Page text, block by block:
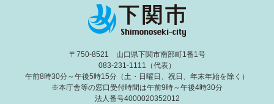
〒750-8521 山口県下関市南部町1番1号
083-231-1111（代表）
午前8時30分～午後5時15分（土・日曜日、祝日、年末年始を除く）
※本庁舎等の窓口受付時間は午前9時～午後4時30分
法人番号4000020352012